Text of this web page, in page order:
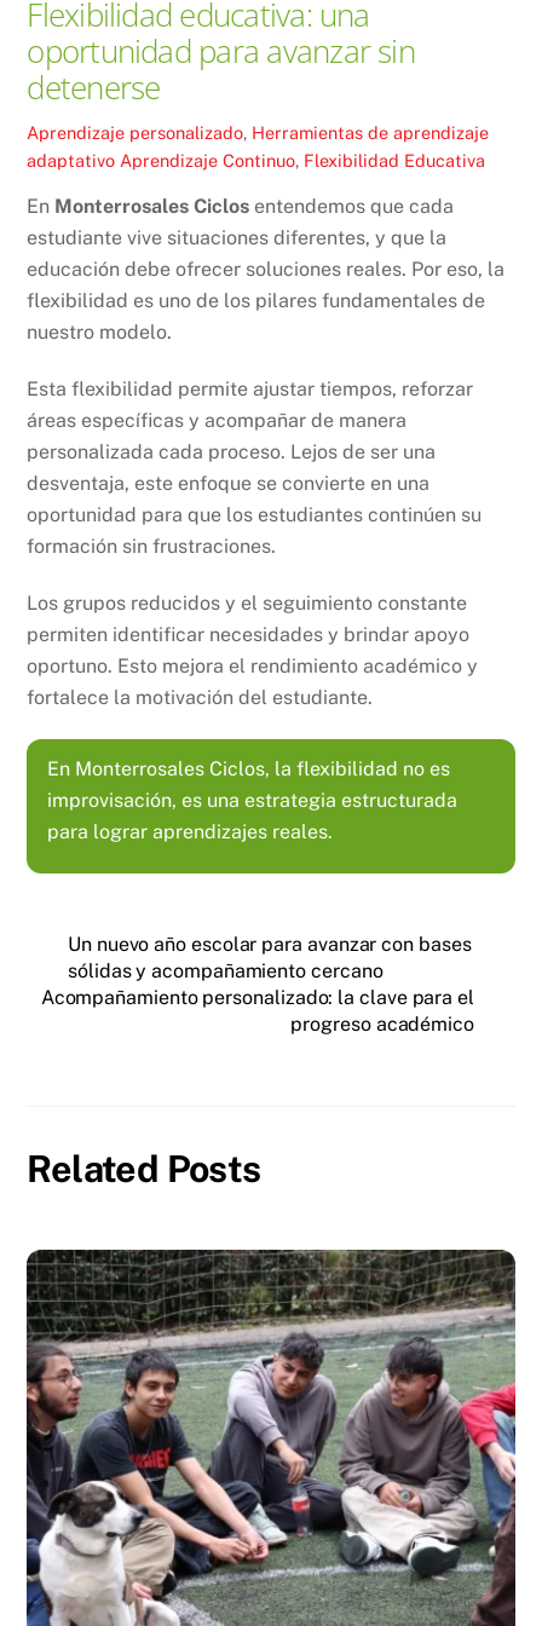
Flexibilidad educativa: una
oportunidad para avanzar sin
detenerse
Aprendizaje personalizado, Herramientas de aprendizaje
adaptativo Aprendizaje Continuo, Flexibilidad Educativa
En Monterrosales Ciclos entendemos que cada
estudiante vive situaciones diferentes, y que la
educación debe ofrecer soluciones reales. Por eso, la
flexibilidad es uno de los pilares fundamentales de
nuestro modelo.
Esta flexibilidad permite ajustar tiempos, reforzar
áreas específicas y acompañar de manera
personalizada cada proceso. Lejos de ser una
desventaja, este enfoque se convierte en una
oportunidad para que los estudiantes continúen su
formación sin frustraciones.
Los grupos reducidos y el seguimiento constante
permiten identificar necesidades y brindar apoyo
oportuno. Esto mejora el rendimiento académico y
fortalece la motivación del estudiante.
En Monterrosales Ciclos, la flexibilidad no es
improvisación, es una estrategia estructurada
para lograr aprendizajes reales.
Un nuevo año escolar para avanzar con bases
sólidas y acompañamiento cercano
Acompañamiento personalizado: la clave para el
progreso académico
Related Posts